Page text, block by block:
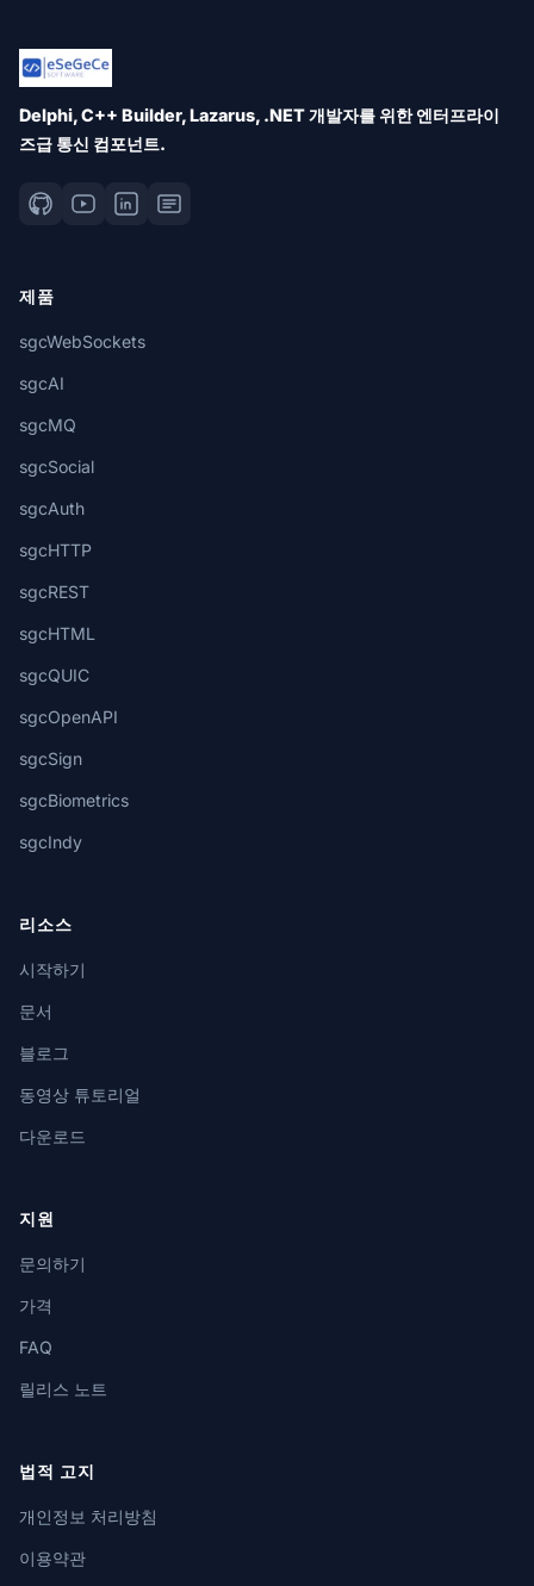
Delphi, C++ Builder, Lazarus, .NET 개발자를 위한 엔터프라이
즈급 통신 컴포넌트.
제품
sgcWebSockets
sgcAI
sgcMQ
sgcSocial
sgcAuth
sgcHTTP
sgcREST
sgcHTML
sgcQUIC
sgcOpenAPI
sgcSign
sgcBiometrics
sgcIndy
리소스
시작하기
문서
블로그
동영상 튜토리얼
다운로드
지원
문의하기
가격
FAQ
릴리스 노트
법적 고지
개인정보 처리방침
이용약관